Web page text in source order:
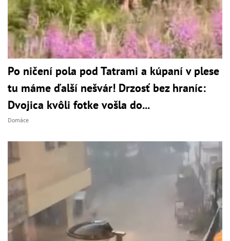
Po ničení pola pod Tatrami a kúpaní v plese
tu máme ďalší nešvár! Drzosť bez hraníc:
Dvojica kvôli fotke vošla do...
Domáce